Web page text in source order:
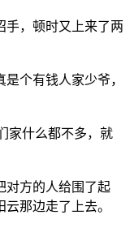
，顿时又上来了两
个有钱人家少爷，
家什么都不多，就
对方的人给围了起
那边走了上去。